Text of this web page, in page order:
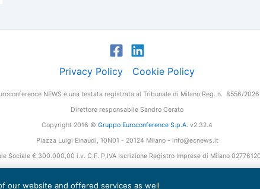
Privacy Policy Cookie Policy
NEWS è una testata registrata al Tribunale di Milano Reg. n. 8556/2026
Direttore responsabile Sandro Cerato
Copyright 2016 © Gruppo Euroconference S.p.A. v2.32.4
Piazza Luigi Einaudi, 10N01 - 20124 Milano - info@ecnews.it
Sociale € 300.000,00 i.v. C.F. P.IVA Iscrizione Registro Imprese di Milano
our website and offered services as well